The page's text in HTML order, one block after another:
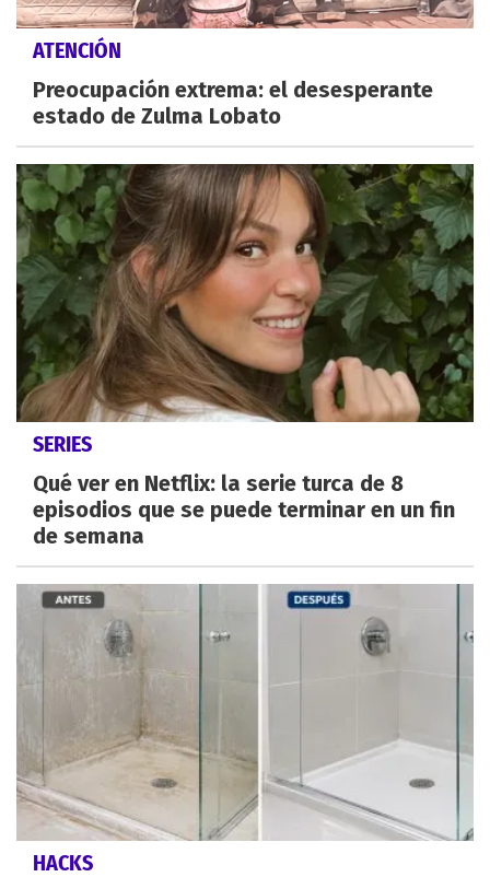
ATENCIÓN
Preocupación extrema: el desesperante
estado de Zulma Lobato
SERIES
Qué ver en Netflix: la serie turca de 8
episodios que se puede terminar en un fin
de semana
HACKS